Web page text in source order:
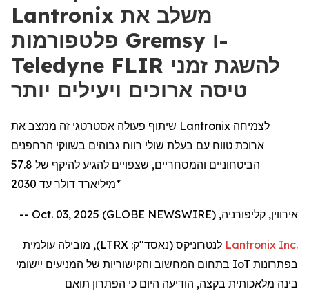
Lantronix משלב את
פלטפורמות Gremsy ו-
Teledyne FLIR להשגת זמני
טיסה ארוכים ויעילים יותר
שיתוף פעולה אסטרטגי זה ממצב את Lantronix לצמיחה
ארוכת טווח עם בעלת שולי רווח גבוהים בשווקי הרחפנים
הביטחוניים והמסחריים, שצפויים להגיע להיקף של 57.8
מיליארד דולר עד 2030*
אירווין, קליפורניה, Oct. 03, 2025 (GLOBE NEWSWIRE) --
Lantronix Inc. לנטרוניקס (נאסד"ק: LTRX), מובילה עולמית
בפתרונות IoT בתחום המחשוב והקישוריות של המניעים יישומי
בינה מלאכותית בקצה, הודיעה היום כי הפתרון תואם